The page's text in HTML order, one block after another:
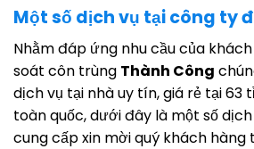
Một số dịch vụ tại công ty
Nhằm đáp ứng nhu cầu của
soát côn trùng Thành Công
dịch vụ tại nhà uy tín, giá rẻ tại 63
toàn quốc, dưới đây là một số
cung cấp xin mời quý khách hàng